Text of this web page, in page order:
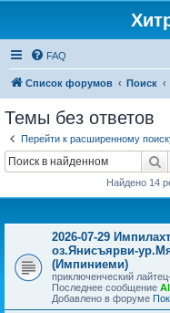
FAQ
Список форумов Поиск
Темы без ответов
Перейти к расширенному
Найдено 14
2026-07-29
оз.Янисъярви-
(Импиниеми)
приключенческий
Последнее сообщение
Добавлено в форуме